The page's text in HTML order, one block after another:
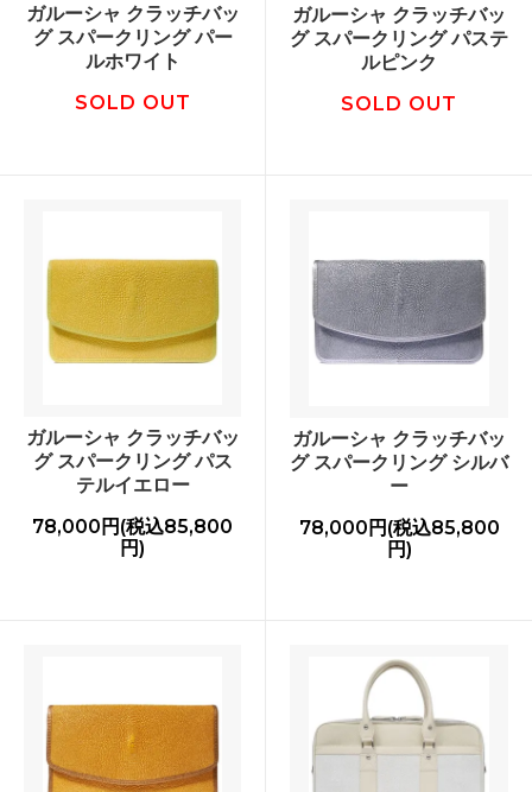
ガルーシャ クラッチバッ
グ スパークリング パー
ルホワイト
SOLD OUT
ガルーシャ クラッチバッ
グ スパークリング パステ
ルピンク
SOLD OUT
ガルーシャ クラッチバッ
グ スパークリング パス
テルイエロー
78,000円(税込85,800
円)
ガルーシャ クラッチバッ
グ スパークリング シルバ
ー
78,000円(税込85,800
円)